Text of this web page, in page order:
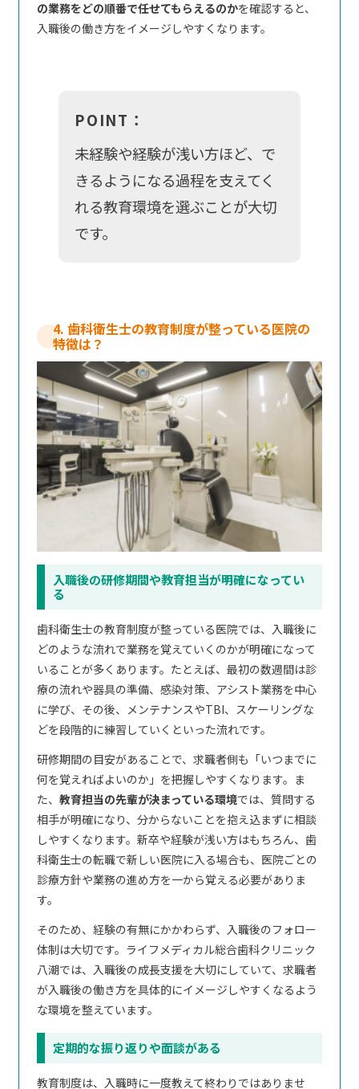
の業務をどの順番で任せてもらえるのかを確認すると、
入職後の働き方をイメージしやすくなります。
POINT：
未経験や経験が浅い方ほど、で
きるようになる過程を支えてく
れる教育環境を選ぶことが大切
です。
4. 歯科衛生士の教育制度が整っている医院の
特徴は？
入職後の研修期間や教育担当が明確になってい
る
歯科衛生士の教育制度が整っている医院では、入職後に
どのような流れで業務を覚えていくのかが明確になって
いることが多くあります。たとえば、最初の数週間は診
療の流れや器具の準備、感染対策、アシスト業務を中心
に学び、その後、メンテナンスやTBI、スケーリングな
どを段階的に練習していくといった流れです。
研修期間の目安があることで、求職者側も「いつまでに
何を覚えればよいのか」を把握しやすくなります。ま
た、教育担当の先輩が決まっている環境では、質問する
相手が明確になり、分からないことを抱え込まずに相談
しやすくなります。新卒や経験が浅い方はもちろん、歯
科衛生士の転職で新しい医院に入る場合も、医院ごとの
診療方針や業務の進め方を一から覚える必要がありま
す。
そのため、経験の有無にかかわらず、入職後のフォロー
体制は大切です。ライフメディカル総合歯科クリニック
八潮では、入職後の成長支援を大切にしていて、求職者
が入職後の働き方を具体的にイメージしやすくなるよう
な環境を整えています。
定期的な振り返りや面談がある
教育制度は、入職時に一度教えて終わりではありませ